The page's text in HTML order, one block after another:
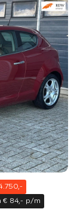
63
Automaat 13
€ 84,- p/m